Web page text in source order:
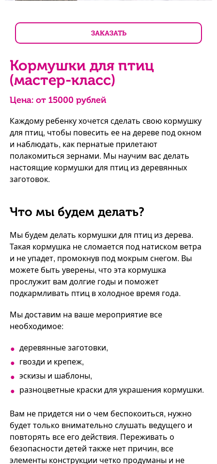
ЗАКАЗАТЬ
Кормушки для птиц
(мастер-класс)
Цена: от 15000 рублей
Каждому ребенку хочется сделать свою кормушку
для птиц, чтобы повесить ее на дереве под окном
и наблюдать, как пернатые прилетают
полакомиться зернами. Мы научим вас делать
настоящие кормушки для птиц из деревянных
заготовок.
Что мы будем делать?
Мы будем делать кормушки для птиц из дерева.
Такая кормушка не сломается под натиском ветра
и не упадет, промокнув под мокрым снегом. Вы
можете быть уверены, что эта кормушка
прослужит вам долгие годы и поможет
подкармливать птиц в холодное время года.
Мы доставим на ваше мероприятие все
необходимое:
деревянные заготовки,
гвозди и крепеж,
эскизы и шаблоны,
разноцветные краски для украшения кормушки.
Вам не придется ни о чем беспокоиться, нужно
будет только внимательно слушать ведущего и
повторять все его действия. Переживать о
безопасности детей также нет причин, все
элементы конструкции четко продуманы и не